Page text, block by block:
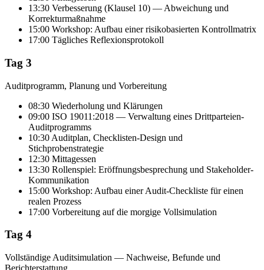
13:30 Verbesserung (Klausel 10) — Abweichung und
Korrekturmaßnahme
15:00 Workshop: Aufbau einer risikobasierten Kontrollmatrix
17:00 Tägliches Reflexionsprotokoll
Tag 3
Auditprogramm, Planung und Vorbereitung
08:30 Wiederholung und Klärungen
09:00 ISO 19011:2018 — Verwaltung eines Drittparteien-
Auditprogramms
10:30 Auditplan, Checklisten-Design und
Stichprobenstrategie
12:30 Mittagessen
13:30 Rollenspiel: Eröffnungsbesprechung und Stakeholder-
Kommunikation
15:00 Workshop: Aufbau einer Audit-Checkliste für einen
realen Prozess
17:00 Vorbereitung auf die morgige Vollsimulation
Tag 4
Vollständige Auditsimulation — Nachweise, Befunde und
Berichterstattung